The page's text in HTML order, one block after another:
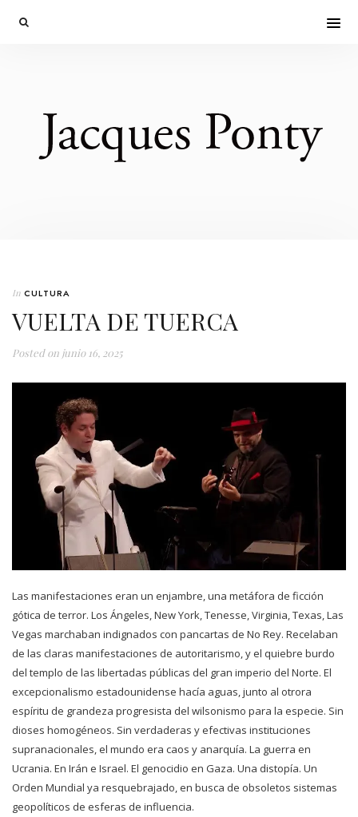
In CULTURA
VUELTA DE TUERCA
Posted on junio 16, 2025
Las manifestaciones eran un enjambre, una metáfora de ficción
gótica de terror. Los Ángeles, New York, Tenesse, Virginia, Texas, Las
Vegas marchaban indignados con pancartas de No Rey. Recelaban
de las claras manifestaciones de autoritarismo, y el quiebre burdo
del templo de las libertadas públicas del gran imperio del Norte. El
excepcionalismo estadounidense hacía aguas, junto al otrora
espíritu de grandeza progresista del wilsonismo para la especie. Sin
dioses homogéneos. Sin verdaderas y efectivas instituciones
supranacionales, el mundo era caos y anarquía. La guerra en
Ucrania. En Irán e Israel. El genocidio en Gaza. Una distopía. Un
Orden Mundial ya resquebrajado, en busca de obsoletos sistemas
geopolíticos de esferas de influencia.